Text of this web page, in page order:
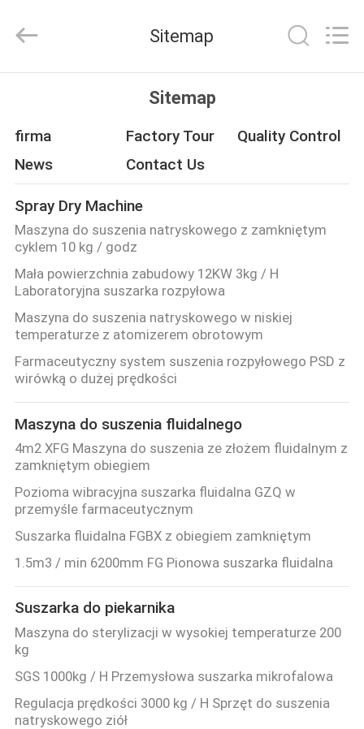
PRODUKTY
O
NAS
WYCIECZKA
PO
FABRYCE
KONTROLA
JAKOŚCI
SKONTAKTUJ
SIĘ
NAMI
AKTUALNOŚCI
POPROSIĆ
O
WYCENĘ
Technology
Rights
Sitemap
Sitemap
firma Factory Tour
Quality Control
News
Contact Us
Spray Dry Machine
Maszyna do suszenia natryskowego z zamkniętym
cyklem 10 kg / godz
Mała powierzchnia zabudowy 12KW 3kg / H
Laboratoryjna suszarka rozpyłowa
Maszyna do suszenia natryskowego w niskiej
temperaturze z atomizerem obrotowym
Farmaceutyczny system suszenia rozpyłowego PSD z
wirówką o dużej prędkości
Maszyna do suszenia fluidalnego
4m2 XFG Maszyna do suszenia ze złożem fluidalnym z
zamkniętym obiegiem
Pozioma wibracyjna suszarka fluidalna GZQ w
przemyśle farmaceutycznym
Suszarka fluidalna FGBX z obiegiem zamkniętym
1.5m3 / min 6200mm FG Pionowa suszarka fluidalna
Suszarka do piekarnika
Maszyna do sterylizacji w wysokiej temperaturze 200
kg
SGS 1000kg / H Przemysłowa suszarka mikrofalowa
Regulacja prędkości 3000 kg / H Sprzęt do suszenia
natryskowego ziół